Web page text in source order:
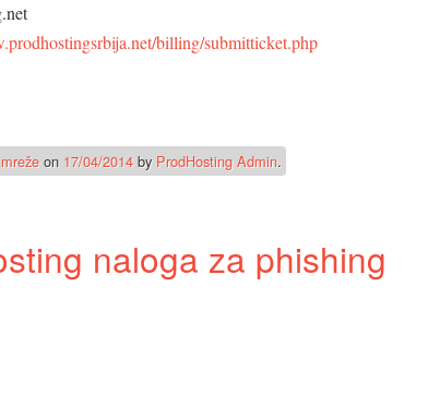
billing/submitticket.php
on 17/04/2014 by ProdHosting Admin.
naloga za phishing